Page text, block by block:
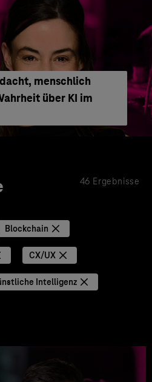
menschlich
über KI im
46 Ergebnisse
Blockchain
CX/UX
Intelligenz